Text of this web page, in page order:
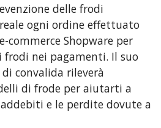
delle frodi
ogni ordine effettuato
Shopware per
nei pagamenti. Il suo
convalida rileverà
di frode per aiutarti a
e le perdite dovute a